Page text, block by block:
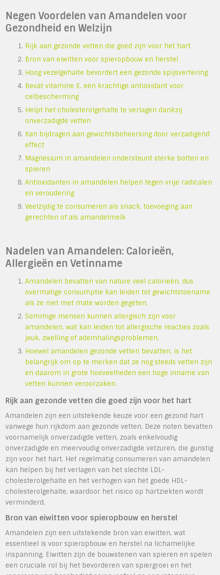
Negen Voordelen van Amandelen voor
Gezondheid en Welzijn
Rijk aan gezonde vetten die goed zijn voor het hart
Bron van eiwitten voor spieropbouw en herstel
Hoog vezelgehalte bevordert een gezonde spijsvertering
Bevat vitamine E, een krachtige antioxidant voor
celbescherming
Helpt het cholesterolgehalte te verlagen dankzij
onverzadigde vetten
Kan bijdragen aan gewichtsbeheersing door verzadigend
effect
Magnesium in amandelen ondersteunt sterke botten en
spieren
Antioxidanten in amandelen helpen tegen vrije radicalen
en veroudering
Veelzijdig te consumeren als snack, toevoeging aan
gerechten of als amandelmelk
Nadelen van Amandelen: Calorieën,
Allergieën en Vetinname
Amandelen bevatten van nature veel calorieën, dus
overmatige consumptie kan leiden tot gewichtstoename
als ze niet met mate worden gegeten.
Sommige mensen kunnen allergisch zijn voor
amandelen, wat kan leiden tot allergische reacties zoals
jeuk, zwelling of ademhalingsproblemen.
Hoewel amandelen gezonde vetten bevatten, is het
belangrijk om op te merken dat ze nog steeds vetten zijn
en daarom in grote hoeveelheden een hoge inname van
vetten kunnen veroorzaken.
Rijk aan gezonde vetten die goed zijn voor het hart
Amandelen zijn een uitstekende keuze voor een gezond hart
vanwege hun rijkdom aan gezonde vetten. Deze noten bevatten
voornamelijk onverzadigde vetten, zoals enkelvoudig
onverzadigde en meervoudig onverzadigde vetzuren, die gunstig
zijn voor het hart. Het regelmatig consumeren van amandelen
kan helpen bij het verlagen van het slechte LDL-
cholesterolgehalte en het verhogen van het goede HDL-
cholesterolgehalte, waardoor het risico op hartziekten wordt
verminderd.
Bron van eiwitten voor spieropbouw en herstel
Amandelen zijn een uitstekende bron van eiwitten, wat
essentieel is voor spieropbouw en herstel na lichamelijke
inspanning. Eiwitten zijn de bouwstenen van spieren en spelen
een cruciale rol bij het bevorderen van spiergroei en het